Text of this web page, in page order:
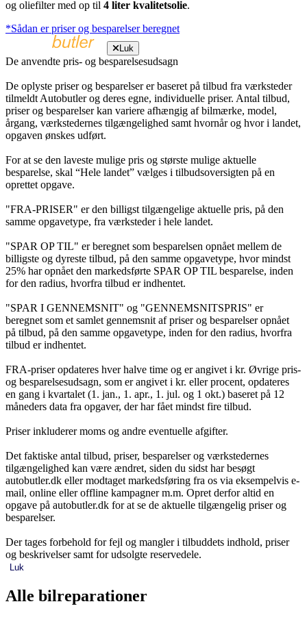
og oliefilter med op til 4 liter kvalitetsolie.
*Sådan er priser og besparelser beregnet
Luk
De anvendte pris- og besparelsesudsagn
De oplyste priser og besparelser er baseret på tilbud fra værksteder
tilmeldt Autobutler og deres egne, individuelle priser. Antal tilbud,
priser og besparelser kan variere afhængig af bilmærke, model,
årgang, værkstedernes tilgængelighed samt hvornår og hvor i landet,
opgaven ønskes udført.
For at se den laveste mulige pris og største mulige aktuelle
besparelse, skal “Hele landet” vælges i tilbudsoversigten på en
oprettet opgave.
"FRA-PRISER" er den billigst tilgængelige aktuelle pris, på den
samme opgavetype, fra værksteder i hele landet.
"SPAR OP TIL" er beregnet som besparelsen opnået mellem de
billigste og dyreste tilbud, på den samme opgavetype, hvor mindst
25% har opnået den markedsførte SPAR OP TIL besparelse, inden
for den radius, hvorfra tilbud er indhentet.
"SPAR I GENNEMSNIT" og "GENNEMSNITSPRIS" er
beregnet som et samlet gennemsnit af priser og besparelser opnået
på tilbud, på den samme opgavetype, inden for den radius, hvorfra
tilbud er indhentet.
FRA-priser opdateres hver halve time og er angivet i kr. Øvrige pris-
og besparelsesudsagn, som er angivet i kr. eller procent, opdateres
en gang i kvartalet (1. jan., 1. apr., 1. jul. og 1 okt.) baseret på 12
måneders data fra opgaver, der har fået mindst fire tilbud.
Priser inkluderer moms og andre eventuelle afgifter.
Det faktiske antal tilbud, priser, besparelser og værkstedernes
tilgængelighed kan være ændret, siden du sidst har besøgt
autobutler.dk eller modtaget markedsføring fra os via eksempelvis e-
mail, online eller offline kampagner m.m. Opret derfor altid en
opgave på autobutler.dk for at se de aktuelle tilgængelig priser og
besparelser.
Der tages forbehold for fejl og mangler i tilbuddets indhold, priser
og beskrivelser samt for udsolgte reservedele.
Luk
Alle bilreparationer